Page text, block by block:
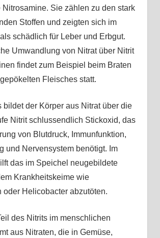
Nitrosamine. Sie zählen zu den stark
Stoffen und zeigten sich im
schädlich für Leber und Erbgut.
Umwandlung von Nitrat über Nitrit
findet zum Beispiel beim Braten
Fleisches statt.
bildet der Körper aus Nitrat über die
Nitrit schlussendlich Stickoxid, das
von Blutdruck, Immunfunktion,
und Nervensystem benötigt. Im
das im Speichel neugebildete
Krankheitskeime wie
oder Helicobacter abzutöten.
des Nitrits im menschlichen
aus Nitraten, die in Gemüse,